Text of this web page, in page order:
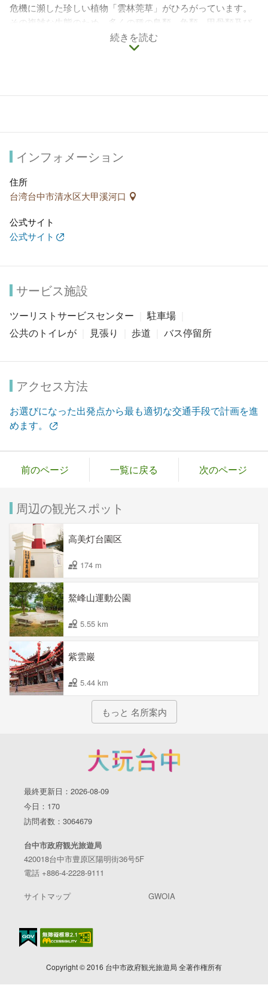
危機に瀕した珍しい植物「雲林莞草」がひろがっています。
その複雑な生態のため，多くの種の鳥類、魚類、甲骨類及び
無脊椎動物が生息しています。
続きを読む
インフォメーション
住所
台湾台中市清水区大甲溪河口
公式サイト
公式サイト
サービス施設
ツーリストサービスセンター
駐車場
公共のトイレが
見張り 歩道 バス停留所
アクセス方法
お選びになった出発点から最も適切な交通手段で計画を進
めます。
前のページ 一覧に戻る 次のページ
周辺の観光スポット
高美灯台園区
174 m
鰲峰山運動公園
5.55 km
紫雲巖
5.44 km
もっと 名所案内
最終更新日：2026-08-09
今日：170
訪問者数：3064679
台中市政府観光旅遊局
420018台中市豊原区陽明街36号5F
電話 +886-4-2228-9111
サイトマップ GWOIA
Copyright © 2016 台中市政府観光旅遊局 全著作権所有